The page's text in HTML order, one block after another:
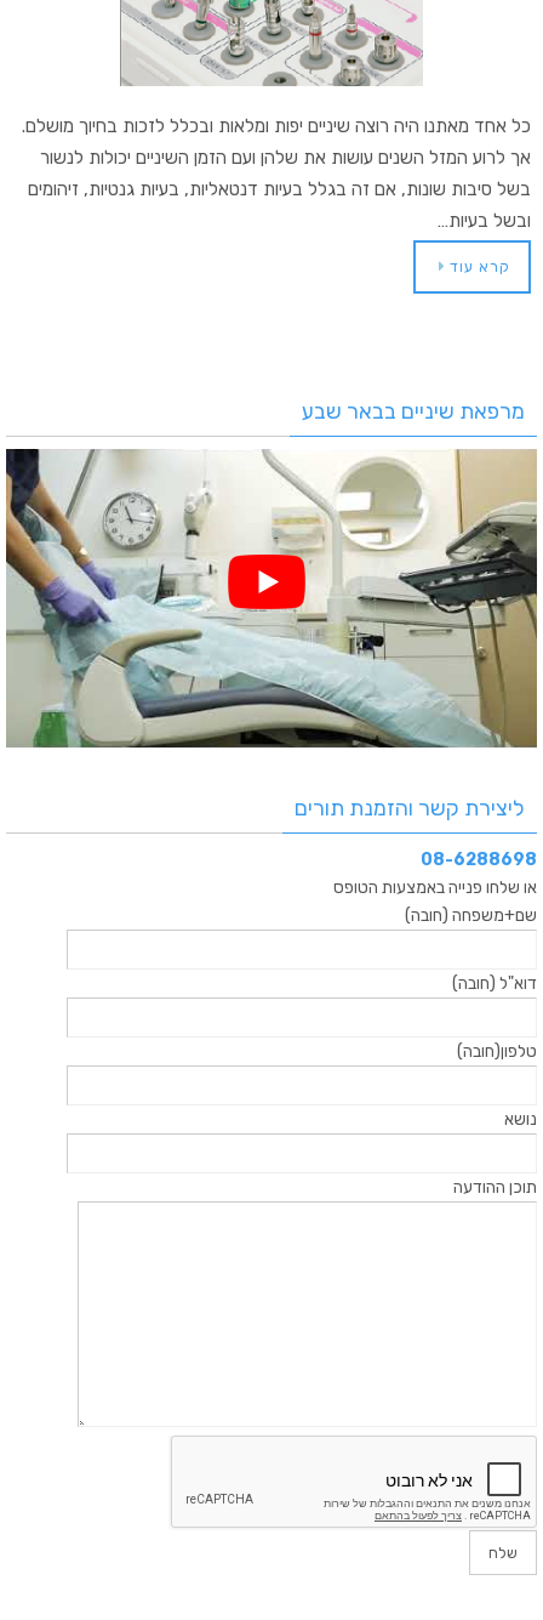
כל אחד מאתנו היה רוצה שיניים יפות ומלאות ובכלל לזכות בחיוך מושלם.
אך לרוע המזל השנים עושות את שלהן ועם הזמן השיניים יכולות לנשור
בשל סיבות שונות, אם זה בגלל בעיות דנטאליות, בעיות גנטיות, זיהומים
ובשל בעיות…
קרא עוד
מרפאת שיניים בבאר שבע
ליצירת קשר והזמנת תורים
08-6288698
או שלחו פנייה באמצעות הטופס
שם+משפחה (חובה)
דוא"ל (חובה)
טלפון(חובה)
נושא
תוכן ההודעה